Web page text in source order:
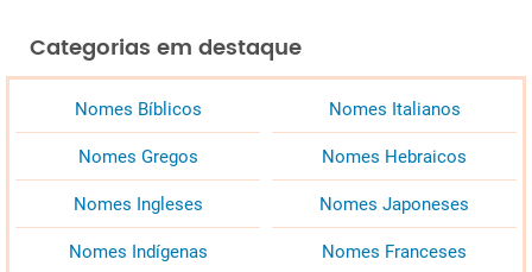
Categorias em destaque
Nomes Bíblicos Nomes Italianos
Nomes Gregos Nomes Hebraicos
Nomes Ingleses Nomes Japoneses
Nomes Indígenas Nomes Franceses